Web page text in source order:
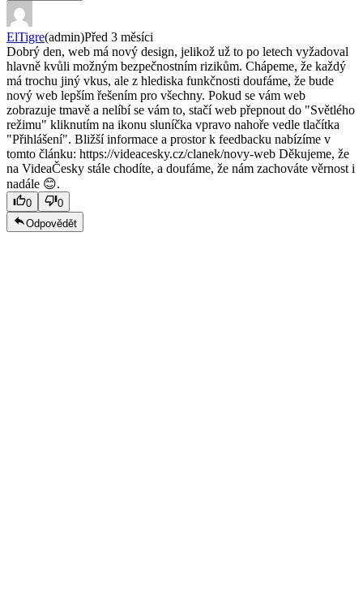
ElTigre(admin)Před 3 měsíci
Dobrý den, web má nový design, jelikož už to po letech vyžadoval
hlavně kvůli možným bezpečnostním rizikům. Chápeme, že každý
má trochu jiný vkus, ale z hlediska funkčnosti doufáme, že bude
nový web lepším řešením pro všechny. Pokud se vám web
zobrazuje tmavě a nelíbí se vám to, stačí web přepnout do "Světlého
režimu" kliknutím na ikonu sluníčka vpravo nahoře vedle tlačítka
"Přihlášení". Bližší informace a prostor k feedbacku nabízíme v
tomto článku: https://videacesky.cz/clanek/novy-web Děkujeme, že
na VideaČesky stále chodíte, a doufáme, že nám zachováte věrnost i
nadále 😊.
0
0
Odpovědět